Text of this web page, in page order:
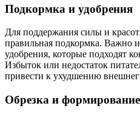
Подкормка и удобрения
Для поддержания силы и
правильная подкормка. Важно
удобрения, которые подходят
Избыток или недостаток
привести к ухудшению
Обрезка и